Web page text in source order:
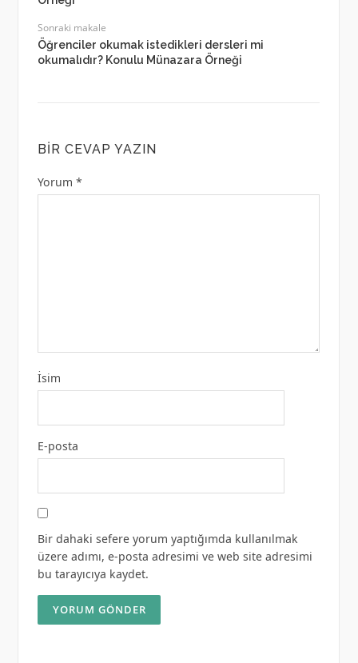
Sonraki makale
Öğrenciler okumak istedikleri dersleri mi
okumalıdır? Konulu Münazara Örneği
BIR CEVAP YAZIN
Yorum *
İsim
E-posta
Bir dahaki sefere yorum yaptığımda kullanılmak
üzere adımı, e-posta adresimi ve web site adresimi
bu tarayıcıya kaydet.